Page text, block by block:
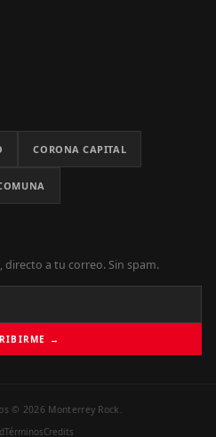
CORONA CAPITAL
directo a tu correo. Sin spam.
→
© 2026 Monterrey Rock.
TérminosCredits